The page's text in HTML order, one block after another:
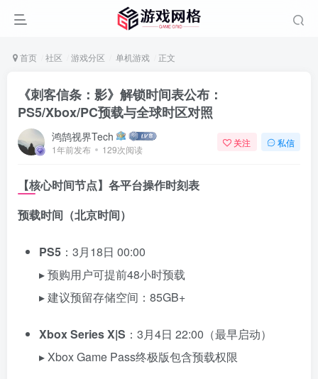
首页 社区 游戏分区 单机游戏 正文
《刺客信条：影》解锁时间表公布：
PS5/Xbox/PC预载与全球时区对照
鸿鹄视界Tech
1年前发布 129次阅读
关注 私信
【核心时间节点】各平台操作时刻表
预载时间（北京时间）
PS5 ：3月18日 00:00
▸ 预购用户可提前48小时预载
▸ 建议预留存储空间：85GB+
Xbox Series X|S ：3月4日 22:00（最早启动）
▸ Xbox Game Pass终极版包含预载权限